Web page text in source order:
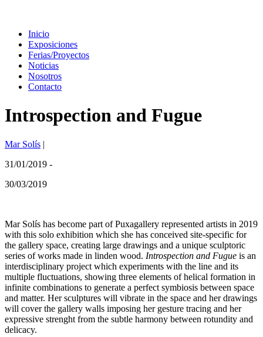
Inicio
Exposiciones
Ferias/Proyectos
Noticias
Nosotros
Contacto
Introspection and Fugue
Mar Solís |
31/01/2019 -
30/03/2019
Mar Solís has become part of Puxagallery represented artists in 2019
with this solo exhibition which she has conceived site-specific for
the gallery space, creating large drawings and a unique sculptoric
series of works made in linden wood. Introspection and Fugue is an
interdisciplinary project which experiments with the line and its
multiple fluctuations, showing three elements of helical formation in
infinite combinations to generate a perfect symbiosis between space
and matter. Her sculptures will vibrate in the space and her drawings
will cover the gallery walls imposing her gesture tracing and her
expressive strenght from the subtle harmony between rotundity and
delicacy.